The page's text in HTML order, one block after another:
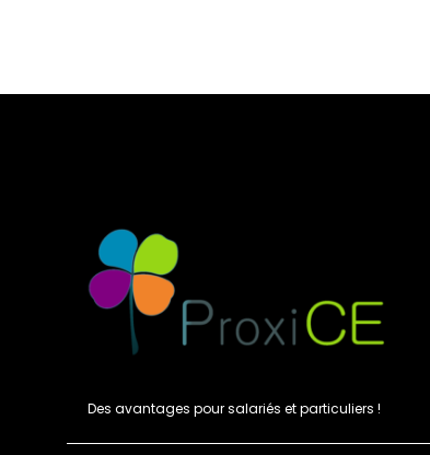
Des avantages pour salariés et particuliers !